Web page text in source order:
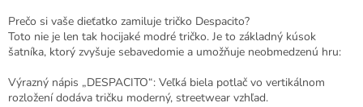
Prečo si vaše dieťatko zamiluje tričko Despacito?
Toto nie je len tak hocijaké modré tričko. Je to základný kúsok
šatníka, ktorý zvyšuje sebavedomie a umožňuje neobmedzenú hru:
Výrazný nápis „DESPACITO“: Veľká biela potlač vo vertikálnom
rozložení dodáva tričku moderný, streetwear vzhľad.